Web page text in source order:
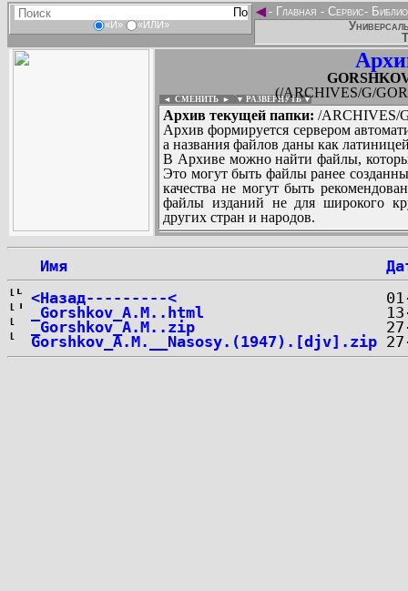
«И» «ИЛИ»
◄- Главная - Сервис-
(/ARCHIVES/G/
◄ СМЕНИТЬ ► ▼ РАЗВЕРНУТЬ ▼
Архив текущей папки: /ARCHIVES/
Архив формируется сервером
а названия файлов даны как
В Архиве можно найти файлы,
Это могут быть файлы ранее
качества не могут быть
файлы изданий не для широкого
других стран и народов.
Имя
<Назад---------<
_Gorshkov_A.M..html
_Gorshkov_A.M..zip
Gorshkov_A.M.__Nasosy.(1947).[djv].zip